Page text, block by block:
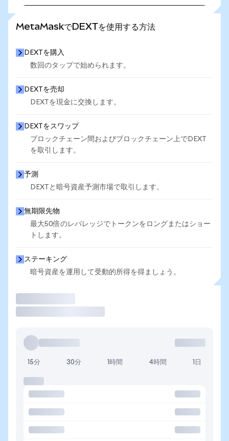
MetaMaskでDEXTを使用する方法
DEXTを購入
数回のタップで始められます。
DEXTを売却
DEXTを現金に交換します。
DEXTをスワップ
ブロックチェーン間およびブロックチェーン上でDEXT
を取引します。
予測
DEXTと暗号資産予測市場で取引します。
無期限先物
最大50倍のレバレッジでトークンをロングまたはショー
トします。
ステーキング
暗号資産を運用して受動的所得を得ましょう。
15分 30分 1時間 4時間 1日